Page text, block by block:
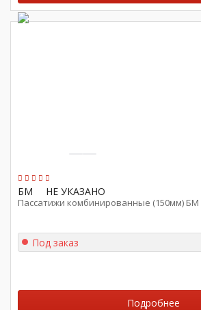
БМ НЕ УКАЗАНО
Пассатижи комбинированные (150мм) БМ
Под заказ
Подробнее